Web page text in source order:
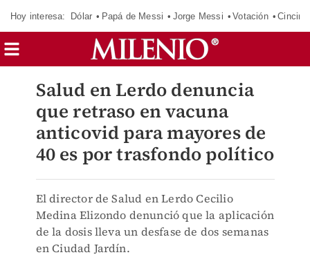
Hoy interesa: Dólar Papá de Messi Jorge Messi Votación
Salud en Lerdo denuncia
que retraso en vacuna
anticovid para mayores de
40 es por trasfondo político
El director de Salud en Lerdo Cecilio
Medina Elizondo denunció que la aplicación
de la dosis lleva un desfase de dos semanas
en Ciudad Jardín.